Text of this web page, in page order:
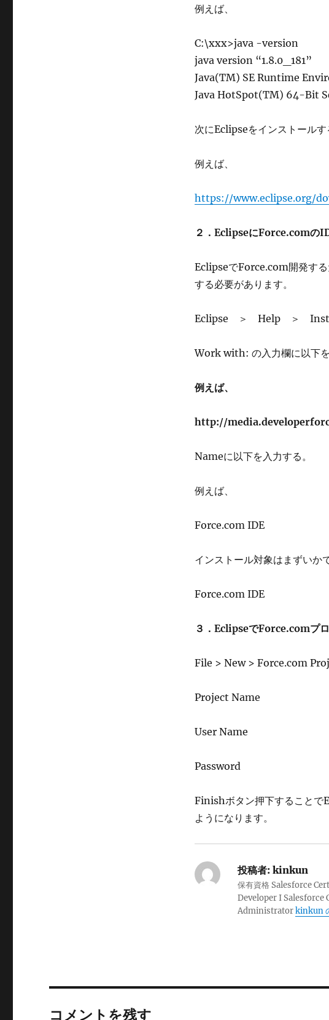
例えば、
C:\xxx>java -version
java version “1.8.0_181”
Java(TM) SE Runtime
Java HotSpot(TM) 64-Bit
次にEclipseをインストールす
例えば、
https://www.eclipse.org/
２．EclipseにForce.comの
EclipseでForce.com開発す
する必要があります。
Eclipse ＞ Help ＞
Work with: の入力欄に以下を
例えば、
http://
Nameに以下を入力する。
例えば、
Force.com IDE
インストール対象はまずいか
Force.com IDE
３．EclipseでForce.comプロ
File > New > Force.com
Project Name
User Name
Password
Finishボタン押下することで
ようになります。
投稿者:kinkun
保有資格 Salesforce
Developer I
Administratorkinkun
コメントを残す